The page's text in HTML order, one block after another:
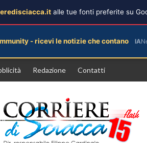
Redazione Contatti
alle tue fonti preferite su
- ricevi le notizie che contano IA